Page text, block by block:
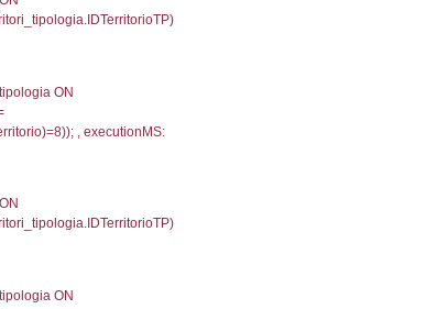
INNER JOIN el_nazioni ON
FROM f_confini INNER
el_province.IstRegione =
0.00047397613525391
= 3580 ) AND